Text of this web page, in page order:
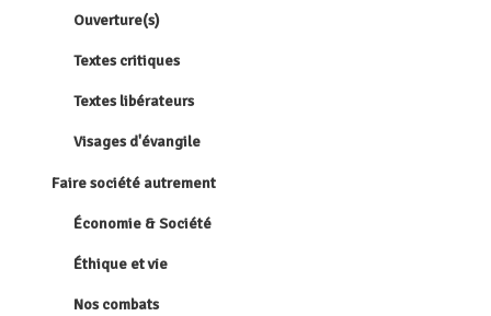
Ouverture(s)
Textes critiques
Textes libérateurs
Visages d'évangile
Faire société autrement
Économie & Société
Éthique et vie
Nos combats